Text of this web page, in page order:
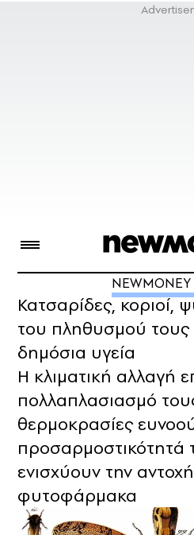
NEWMONEY
Κατσαρίδες, κοριοί,
του πληθυσμού τους
δημόσια υγεία
Η κλιματική αλλαγή
πολλαπλασιασμό
θερμοκρασίες
προσαρμοστικότητά
ενισχύουν την
φυτοφάρμακα